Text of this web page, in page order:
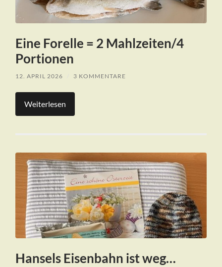
Eine Forelle = 2 Mahlzeiten/4
Portionen
12. APRIL 2026 3 KOMMENTARE
Weiterlesen
Hansels Eisenbahn ist weg…